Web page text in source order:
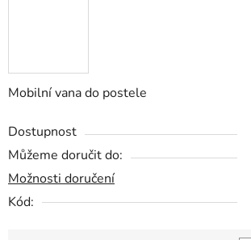
Mobilní vana do postele
Dostupnost
Můžeme doručit do:
Možnosti doručení
Kód: